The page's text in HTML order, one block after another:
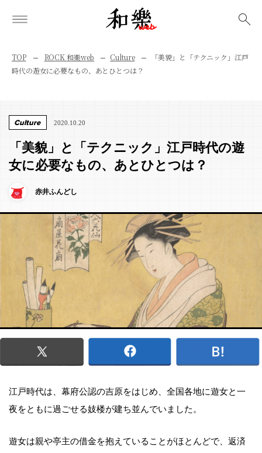
TOP ROCK 和樂web Culture
「美貌」と「テクニック」江戸
時代の遊女に必要なもの、あとひとつは？
Culture 2020.10.20
「美貌」と「テクニック」江戸時代の遊
女に必要なもの、あとひとつは？
赤井ふんどし
江戸時代は、幕府公認の吉原をはじめ、全国各地に遊女と一
夜をともに過ごせる妓楼が建ち並んでいました。
遊女は親や亭主の借金を抱えていることがほとんどで、返済